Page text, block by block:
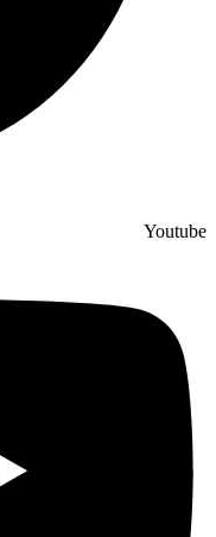
Youtube